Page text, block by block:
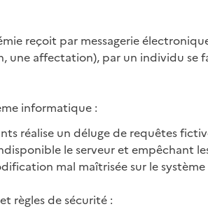
reçoit par messagerie
une affectation), par un individu se
informatique :
réalise un déluge de requêtes
le serveur et empêchant
mal maîtrisée sur le
règles de sécurité :